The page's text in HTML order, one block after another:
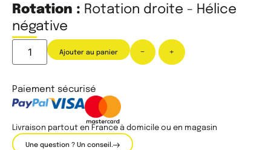
Rotation : Rotation droite - Hélice
négative
- +
Ajouter au panier
Paiement sécurisé
Livraison partout en France à domicile ou en magasin
Une question ? Un conseil.